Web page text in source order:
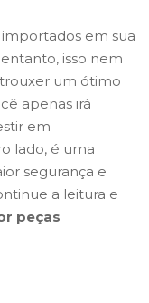
em sua
isso nem
um ótimo
apenas irá
em
lado, é uma
segurança e
a leitura e
peças